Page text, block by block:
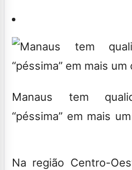
Manaus tem
“péssima” em mais
Na região Centro-